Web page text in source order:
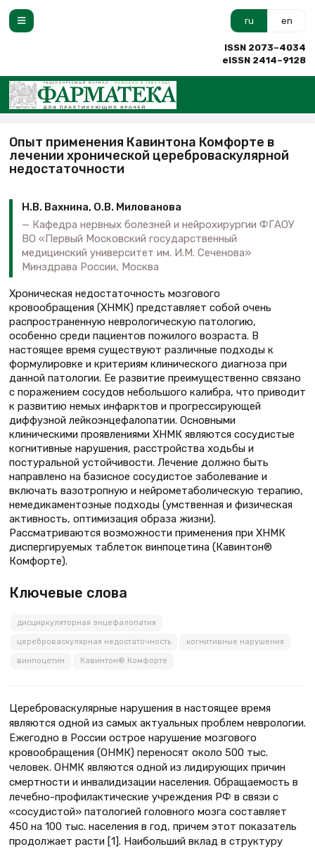
ru en
ISSN 2073–4034
eISSN 2414–9128
Опыт применения Кавинтона Комфорте в
лечении хронической цереброваскулярной
недостаточности
Н.В. Вахнина, О.В. Милованова
Кафедра нервных болезней и нейрохирургии ФГАОУ
ВО «Первый Московский государственный
медицинский университет им. И.М. Сеченова»
Минздрава России, Москва
Хроническая недостаточность мозгового
кровообращения (ХНМК) представляет собой очень
распространенную неврологическую патологию,
особенно среди пациентов пожилого возраста. В
настоящее время существуют различные подходы к
формулировке и критериям клинического диагноза при
данной патологии. Ее развитие преимущественно связано
с поражением сосудов небольшого калибра, что приводит
к развитию немых инфарктов и прогрессирующей
диффузной лейкоэнцефалопатии. Основными
клиническими проявлениями ХНМК являются сосудистые
когнитивные нарушения, расстройства ходьбы и
постуральной устойчивости. Лечение должно быть
направлено на базисное сосудистое заболевание и
включать вазотропную и нейрометаболическую терапию,
немедикаментозные подходы (умственная и физическая
активность, оптимизация образа жизни).
Рассматриваются возможности применения при ХНМК
диспергируемых таблеток винпоцетина (Кавинтон®
Комфорте).
Ключевые слова
дисциркуляторная энцефалопатия
цереброваскулярная недостаточность когнитивные нарушения
винпоцетин Кавинтон® Комфорте
Цереброваскулярные нарушения в настоящее время
являются одной из самых актуальных проблем неврологии.
Ежегодно в России острое нарушение мозгового
кровообращения (ОНМК) переносят около 500 тыс.
человек. ОНМК являются одной из лидирующих причин
смертности и инвалидизации населения. Обращаемость в
лечебно-профилактические учреждения РФ в связи с
«сосудистой» патологией головного мозга составляет
450 на 100 тыс. населения в год, причем этот показатель
продолжает расти [1]. Наибольший вклад в структуру